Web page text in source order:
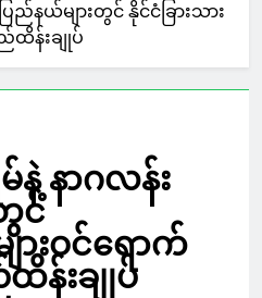
ည်နယ်များတွင် နိုင်ငံခြားသား
ထိန်းချုပ်
နဲ့ နာဂလန်း
င်
ျားဝင်ရောက်
န်းချုပ်